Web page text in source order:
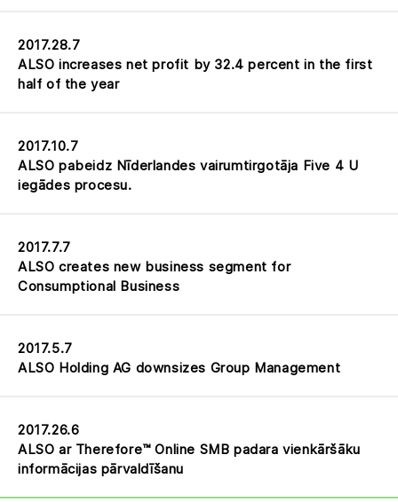
2017.28.7
ALSO increases net profit by 32.4 percent in the first
half of the year
2017.10.7
ALSO pabeidz Nīderlandes vairumtirgotāja Five 4 U
iegādes procesu.
2017.7.7
ALSO creates new business segment for
Consumptional Business
2017.5.7
ALSO Holding AG downsizes Group Management
2017.26.6
ALSO ar Therefore™ Online SMB padara vienkāršāku
informācijas pārvaldīšanu